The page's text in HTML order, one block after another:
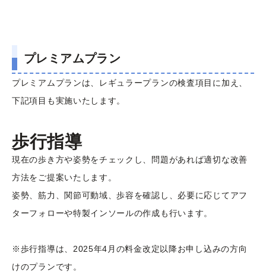
プレミアムプラン
プレミアムプランは、レギュラープランの検査項目に加え、
下記項目も実施いたします。
歩行指導
現在の歩き方や姿勢をチェックし、問題があれば適切な改善
方法をご提案いたします。
姿勢、筋力、関節可動域、歩容を確認し、必要に応じてアフ
ターフォローや特製インソールの作成も行います。
※歩行指導は、2025年4月の料金改定以降お申し込みの方向
けのプランです。